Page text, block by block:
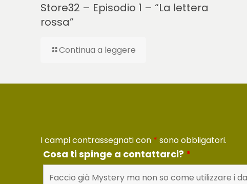
Store32 – Episodio 1 – “La lettera
rossa”
Continua a leggere
I campi contrassegnati con * sono obbligatori.
Cosa ti spinge a contattarci? *